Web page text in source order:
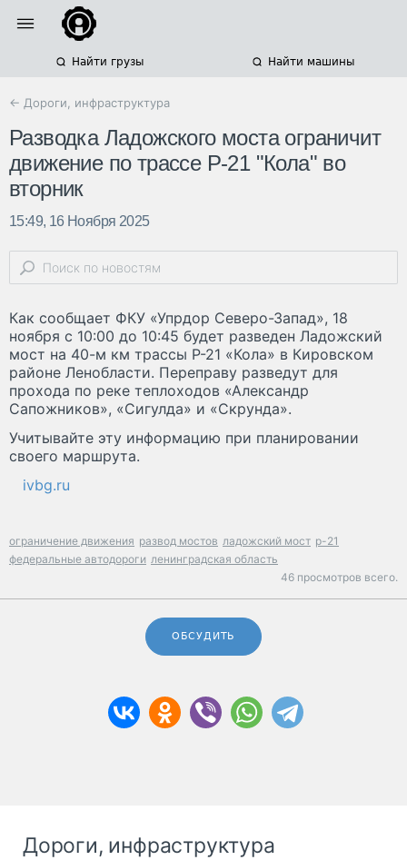
Найти грузы Найти машины
← Дороги, инфраструктура
Разводка Ладожского моста ограничит
движение по трассе Р-21 "Кола" во
вторник
15:49, 16 Ноября 2025
Как сообщает ФКУ «Упрдор Северо-Запад», 18
ноября с 10:00 до 10:45 будет разведен Ладожский
мост на 40-м км трассы Р-21 «Кола» в Кировском
районе Ленобласти. Переправу разведут для
прохода по реке теплоходов «Александр
Сапожников», «Сигулда» и «Скрунда».
Учитывайте эту информацию при планировании
своего маршрута.
ivbg.ru
ограничение движения развод мостов ладожский мост р-21
федеральные автодороги ленинградская область
46 просмотров всего.
ОБСУДИТЬ
Дороги, инфраструктура